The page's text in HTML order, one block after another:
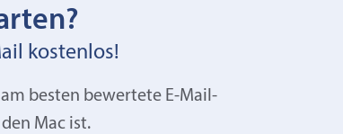
kostenlos!
besten bewertete E-Mail-
Mac ist.